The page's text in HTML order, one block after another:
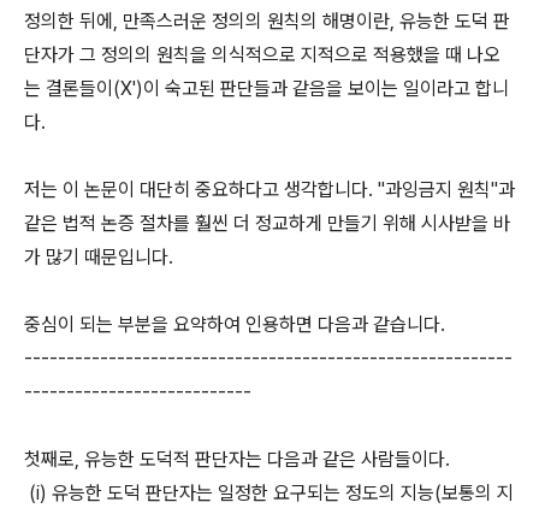
정의한 뒤에, 만족스러운 정의의 원칙의 해명이란, 유능한 도덕 판
단자가 그 정의의 원칙을 의식적으로 지적으로 적용했을 때 나오
는 결론들이(X')이 숙고된 판단들과 같음을 보이는 일이라고 합니
다.
저는 이 논문이 대단히 중요하다고 생각합니다. "과잉금지 원칙"과
같은 법적 논증 절차를 훨씬 더 정교하게 만들기 위해 시사받을 바
가 많기 때문입니다.
중심이 되는 부분을 요약하여 인용하면 다음과 같습니다.
----------------------------------------------------------
---------------------------
첫째로, 유능한 도덕적 판단자는 다음과 같은 사람들이다.
(i) 유능한 도덕 판단자는 일정한 요구되는 정도의 지능(보통의 지